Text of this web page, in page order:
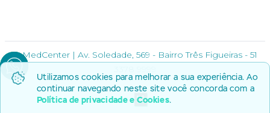
Utilizamos cookies para melhorar a sua experiência. Ao
continuar navegando neste site você concorda com a
Política de privacidade e Cookies.
© MedCenter | Av. Soledade, 569 - Bairro Três Figueiras - 51
Por